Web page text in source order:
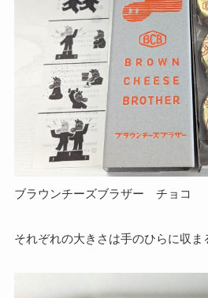
ブラウンチーズブラザー チョコ
それぞれの大きさは手のひらに収ま